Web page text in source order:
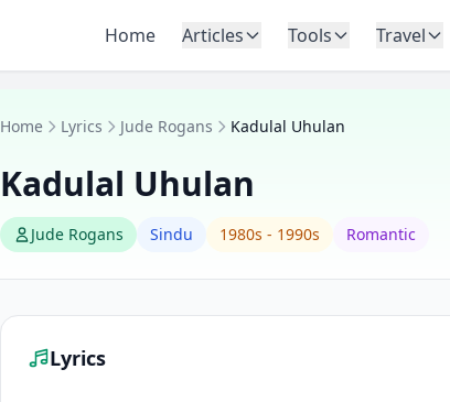
Home Articles Tools Travel
Home Lyrics Jude Rogans Kadulal Uhulan
Kadulal Uhulan
Jude Rogans Sindu 1980s - 1990s Romantic
Lyrics